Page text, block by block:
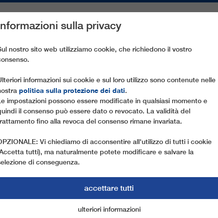
DI RICAMBIO ASSISTENZA CLIENTI
MAR NERO
19.03.2019
NUOVA FUNIVIA
L’area della cittadina costiera di Beşikdüzü, in
espansione delle infrastrutture turistiche: cuore
funivia va e vieni di LEITNER ropeways, in
direttamente sulla vetta del monte Beşikdağ;
fa e che si distingue per il design e le soluzioni
sulla privacy
nostro sito web utilizziamo cookie, che richiedono il vostro
informazioni sui cookie e sul loro utilizzo sono contenute nelle
politica sulla protezione dei dati.
impostazioni possono essere modificate in qualsiasi momento e
il consenso può essere dato o revocato. La validità del
fino alla revoca del consenso rimane invariata.
Vi chiediamo di acconsentire all'utilizzo di tutti i cookie
tutti), ma naturalmente potete modificare e salvare la
di conseguenza.
accettare tutti
cookie di marketing
ulteriori informazioni